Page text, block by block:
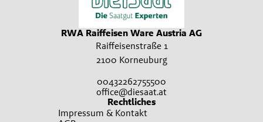
RWA Raiffeisen Ware Austria AG
Raiffeisenstraße 1
2100 Korneuburg
00432262755500
office@diesaat.at
Rechtliches
Impressum & Kontakt